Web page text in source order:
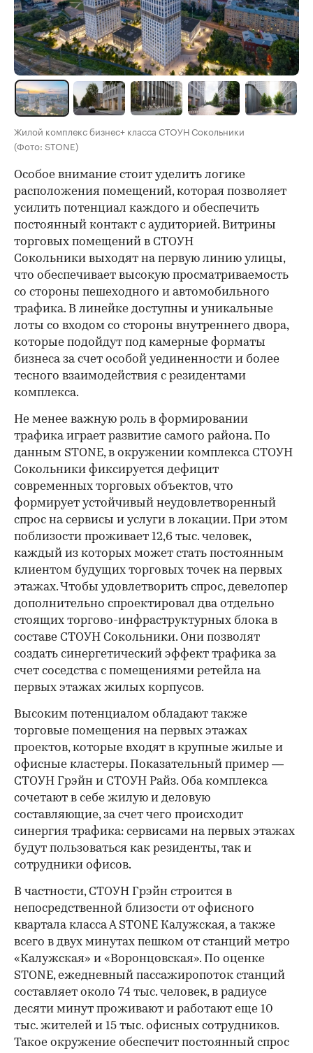
Жилой комплекс бизнес+ класса СТОУН Сокольники
(Фото: STONE)
Особое внимание стоит уделить логике
расположения помещений, которая позволяет
усилить потенциал каждого и обеспечить
постоянный контакт с аудиторией. Витрины
торговых помещений в СТОУН
Сокольники выходят на первую линию улицы,
что обеспечивает высокую просматриваемость
со стороны пешеходного и автомобильного
трафика. В линейке доступны и уникальные
лоты со входом со стороны внутреннего двора,
которые подойдут под камерные форматы
бизнеса за счет особой уединенности и более
тесного взаимодействия с резидентами
комплекса.
Не менее важную роль в формировании
трафика играет развитие самого района. По
данным STONE, в окружении комплекса СТОУН
Сокольники фиксируется дефицит
современных торговых объектов, что
формирует устойчивый неудовлетворенный
спрос на сервисы и услуги в локации. При этом
поблизости проживает 12,6 тыс. человек,
каждый из которых может стать постоянным
клиентом будущих торговых точек на первых
этажах. Чтобы удовлетворить спрос, девелопер
дополнительно спроектировал два отдельно
стоящих торгово-инфраструктурных блока в
составе СТОУН Сокольники. Они позволят
создать синергетический эффект трафика за
счет соседства с помещениями ретейла на
первых этажах жилых корпусов.
Высоким потенциалом обладают также
торговые помещения на первых этажах
проектов, которые входят в крупные жилые и
офисные кластеры. Показательный пример —
СТОУН Грэйн и СТОУН Райз. Оба комплекса
сочетают в себе жилую и деловую
составляющие, за счет чего происходит
синергия трафика: сервисами на первых этажах
будут пользоваться как резиденты, так и
сотрудники офисов.
В частности, СТОУН Грэйн строится в
непосредственной близости от офисного
квартала класса А STONE Калужская, а также
всего в двух минутах пешком от станций метро
«Калужская» и «Воронцовская». По оценке
STONE, ежедневный пассажиропоток станций
составляет около 74 тыс. человек, в радиусе
десяти минут проживают и работают еще 10
тыс. жителей и 15 тыс. офисных сотрудников.
Такое окружение обеспечит постоянный спрос